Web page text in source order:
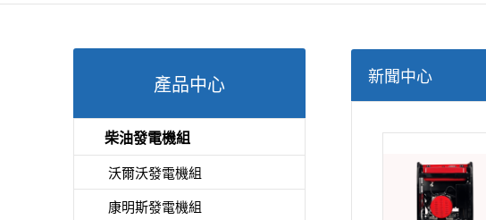
產品中心
柴油發電機組
沃爾沃發電機組
康明斯發電機組
新聞中心